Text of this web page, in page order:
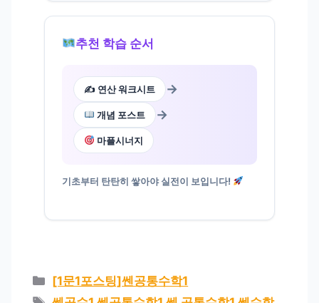
추천 학습 순서
✍️ 연산 워크시트 →
개념 포스트 →
마플시너지
기초부터 탄탄히 쌓아야 실전이 보입니다!
카
테
[1문1포스팅]쎈공통수학1
태